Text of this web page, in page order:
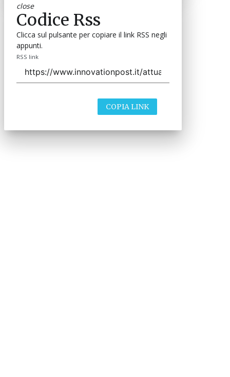
close
Codice Rss
Clicca sul pulsante per copiare il link RSS negli
appunti.
RSS link
COPIA LINK